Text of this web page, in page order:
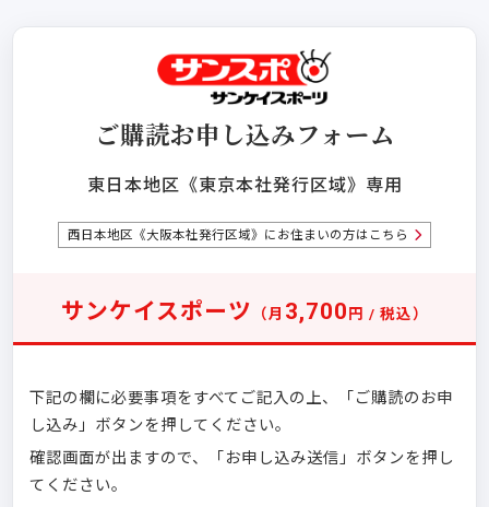
ご購読お申し込みフォーム
東日本地区《東京本社発行区域》専用
西日本地区《大阪本社発行区域》にお住まいの方はこちら
サンケイスポーツ （月 3,700 円 / 税込）
下記の欄に必要事項をすべてご記入の上、「ご購読のお申
し込み」ボタンを押してください。
確認画面が出ますので、「お申し込み送信」ボタンを押し
てください。